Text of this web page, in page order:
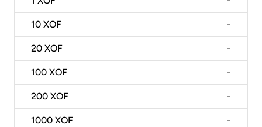
10 XOF -
20 XOF -
100 XOF -
200 XOF -
1000 XOF -